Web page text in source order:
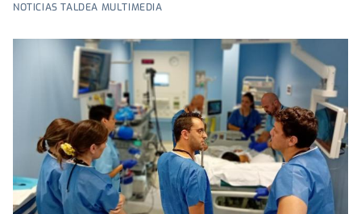
NOTICIAS TALDEA MULTIMEDIA